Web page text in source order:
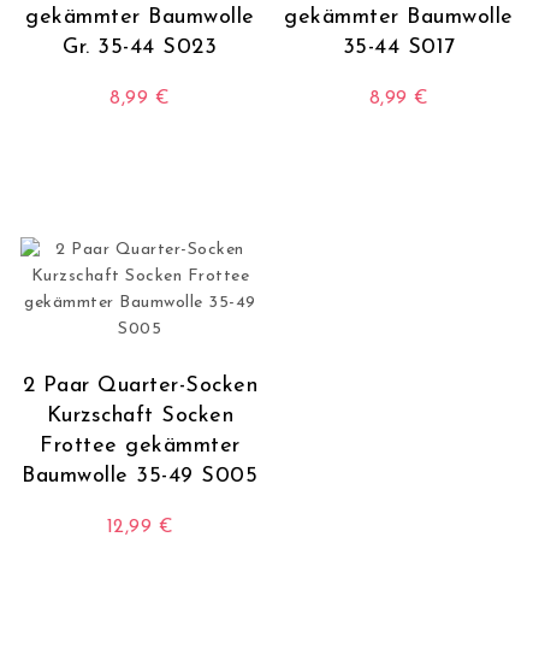
gekämmter Baumwolle
Gr. 35-44 S023
8,99 €
gekämmter Baumwolle
35-44 S017
8,99 €
2 Paar Quarter-Socken
Kurzschaft Socken
Frottee gekämmter
Baumwolle 35-49 S005
12,99 €